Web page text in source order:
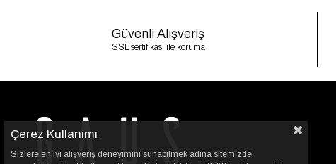
Güvenli Alışveriş
SSL sertifikası ile koruma
Çerez Kullanımı
Sizlere en iyi alışveriş deneyimini sunabilmek adına sitemizde